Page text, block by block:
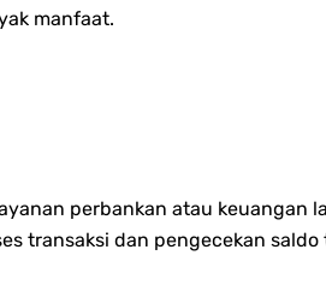
manfaat.
perbankan atau keuangan
transaksi dan pengecekan